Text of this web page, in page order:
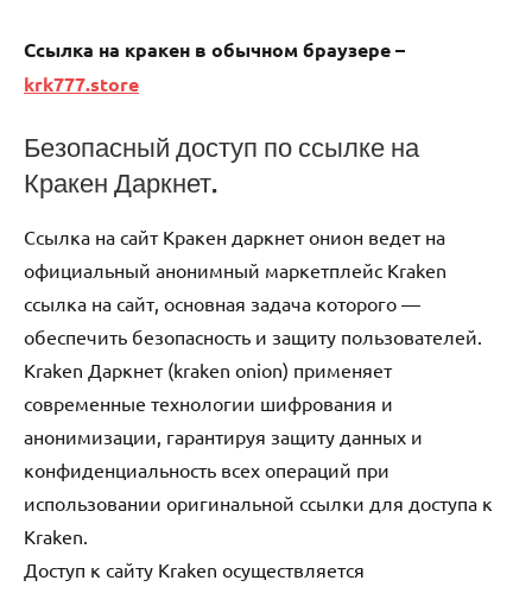
Ссылка на кракен в обычном браузере –
krk777.store
Безопасный доступ по ссылке на
Кракен Даркнет.
Ссылка на сайт Кракен даркнет онион ведет на
официальный анонимный маркетплейс Kraken
ссылка на сайт, основная задача которого —
обеспечить безопасность и защиту пользователей.
Kraken Даркнет (kraken onion) применяет
современные технологии шифрования и
анонимизации, гарантируя защиту данных и
конфиденциальность всех операций при
использовании оригинальной ссылки для доступа к
Kraken.
Доступ к сайту Kraken осуществляется